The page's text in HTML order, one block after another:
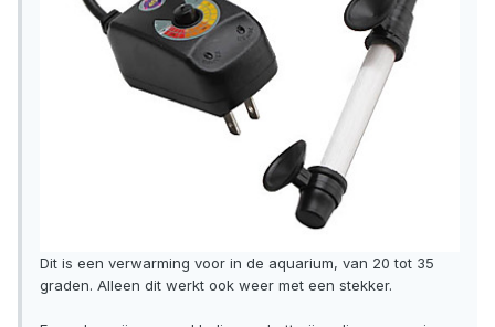
Dit is een verwarming voor in de aquarium, van 20 tot 35
graden. Alleen dit werkt ook weer met een stekker.